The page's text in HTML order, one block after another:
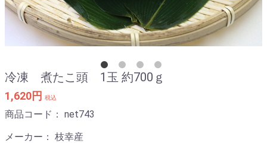
冷凍 煮たこ頭 1玉 約700ｇ
1,620円 税込
商品コード： net743
メーカー： 枝幸産